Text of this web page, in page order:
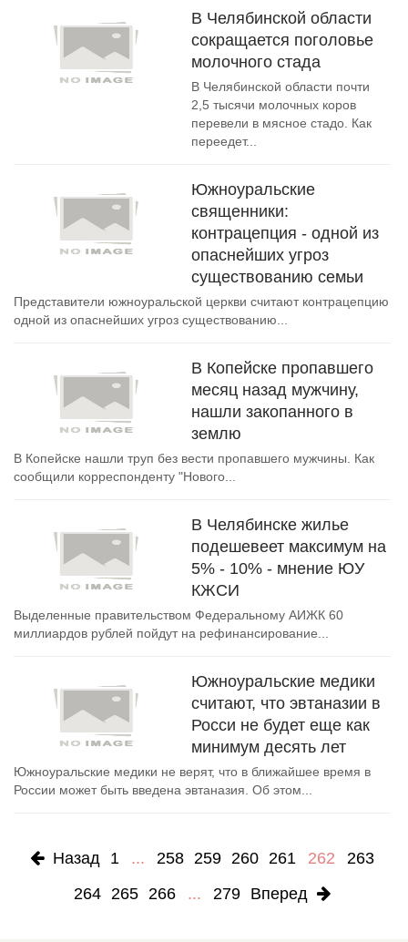
В Челябинской области
сокращается поголовье
молочного стада
В Челябинской области почти
2,5 тысячи молочных коров
перевели в мясное стадо. Как
переедет...
Южноуральские
священники:
контрацепция - одной из
опаснейших угроз
существованию семьи
Представители южноуральской церкви считают контрацепцию
одной из опаснейших угроз существованию...
В Копейске пропавшего
месяц назад мужчину,
нашли закопанного в
землю
В Копейске нашли труп без вести пропавшего мужчины. Как
сообщили корреспонденту "Нового...
В Челябинске жилье
подешевеет максимум на
5% - 10% - мнение ЮУ
КЖСИ
Выделенные правительством Федеральному АИЖК 60
миллиардов рублей пойдут на рефинансирование...
Южноуральские медики
считают, что эвтаназии в
Росси не будет еще как
минимум десять лет
Южноуральские медики не верят, что в ближайшее время в
России может быть введена эвтаназия. Об этом...
Назад 1 ... 258 259 260 261 262
263
264 265 266 ... 279 Вперед